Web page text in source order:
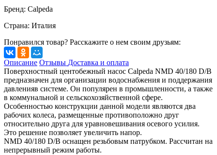
Бренд: Calpeda
Страна: Италия
Понравился товар? Расскажите о нем своим друзьям:
Описание Отзывы Доставка и оплата
Поверхностный центобежный насос Calpeda NMD 40/180 D/B
предназначен для организации водоснабжения и поддержания
давленияв системе. Он популярен в промышленности, а также
в коммунальной и сельскохозяйственной сфере.
Особенностью конструкции данной модели являются два
рабочих колеса, размещенные противоположно друг
относительно друга для уравновешивания осевого усилия.
Это решение позволяет увеличить напор.
NMD 40/180 D/B оснащен резьбовым патрубком. Рассчитан на
непрерывный режим работы.